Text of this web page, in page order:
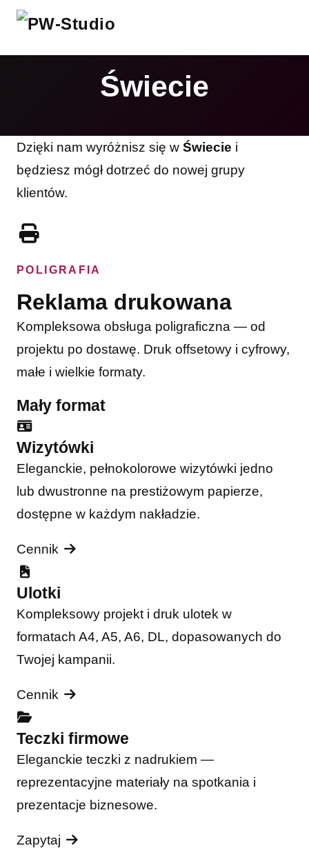
Świecie
Dzięki nam wyróżnisz się w Świecie i
będziesz mógł dotrzeć do nowej grupy
klientów.
POLIGRAFIA
Reklama drukowana
Kompleksowa obsługa poligraficzna — od
projektu po dostawę. Druk offsetowy i cyfrowy,
małe i wielkie formaty.
Mały format
Wizytówki
Eleganckie, pełnokolorowe wizytówki jedno
lub dwustronne na prestiżowym papierze,
dostępne w każdym nakładzie.
Cennik
Ulotki
Kompleksowy projekt i druk ulotek w
formatach A4, A5, A6, DL, dopasowanych do
Twojej kampanii.
Cennik
Teczki firmowe
Eleganckie teczki z nadrukiem —
reprezentacyjne materiały na spotkania i
prezentacje biznesowe.
Zapytaj